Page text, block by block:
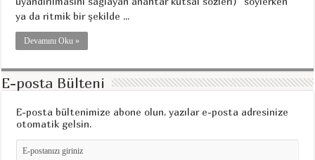
ya da ritmik bir şekilde ...
Devamını Oku »
E-posta Bülteni
E-posta bültenimize abone olun, yazılar e-posta adresinize
otomatik gelsin.